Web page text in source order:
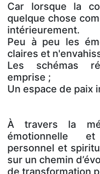
Car lorsque la
quelque chose
intérieurement.
Peu à peu les
claires et
Les schémas
emprise ;
Un espace de paix
À travers la
émotionnelle
personnel et
sur un chemin